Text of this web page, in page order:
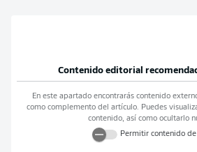
Contenido editorial
En este apartado encontrarás contenido
como complemento del artículo. Puedes
contenido, así como ocultarlo
Permitir contenido de